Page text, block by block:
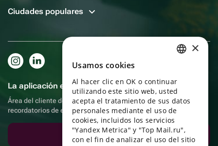
Ciudades populares
La aplicación es aún más práctica.
Área del cliente del destinatario, más bonos por compras y
recordatorios de eventos
Descargar la aplicación
ENGLISH
UKRAINIAN
PORTUGUESE
SPANISH
×
Usamos cookies
Al hacer clic en OK o continuar
utilizando este sitio web, usted
acepta el tratamiento de sus datos
personales mediante el uso de
cookies, incluidos los servicios
"Yandex Metrica" y "Top Mail.ru",
con el fin de analizar el uso del sitio